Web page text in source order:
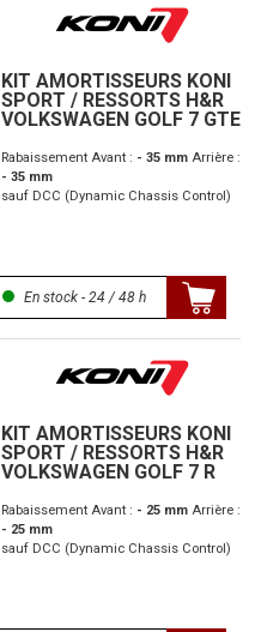
KIT AMORTISSEURS KONI
SPORT / RESSORTS H&R
VOLKSWAGEN GOLF 7 GTE
Rabaissement Avant : - 35 mm Arrière :
- 35 mm
sauf DCC (Dynamic Chassis Control)
En stock - 24 / 48 h
KIT AMORTISSEURS KONI
SPORT / RESSORTS H&R
VOLKSWAGEN GOLF 7 R
Rabaissement Avant : - 25 mm Arrière :
- 25 mm
sauf DCC (Dynamic Chassis Control)